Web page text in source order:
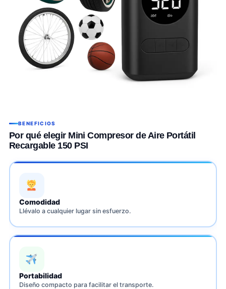
BENEFICIOS
Por qué elegir Mini Compresor de Aire Portátil
Recargable 150 PSI
Comodidad
Llévalo a cualquier lugar sin esfuerzo.
Portabilidad
Diseño compacto para facilitar el transporte.